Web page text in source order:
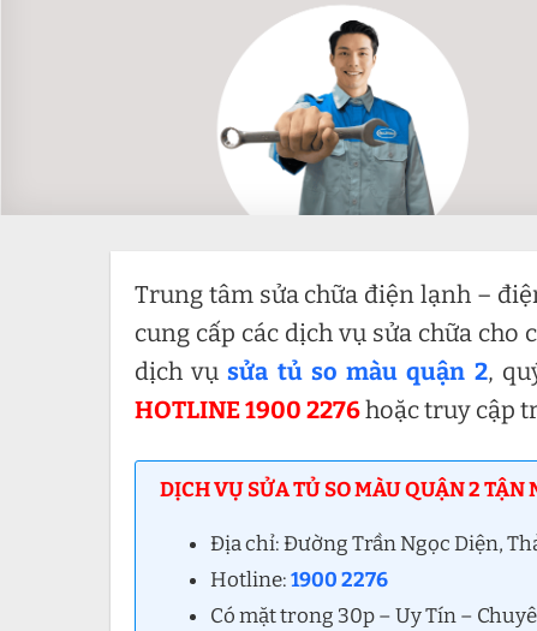
Trung tâm sửa chữa điện lạnh –
cung cấp các dịch vụ sửa chữa
dịch vụsửa tủ so màu quận 2,
HOTLINE 1900 2276hoặc truy cập
DỊCH VỤ SỬA TỦ SO MÀU QUẬN 2 TẬN
Địa chỉ: Đường Trần Ngọc Diện,
Hotline:1900 2276
Có mặt trong 30p – Uy Tín –